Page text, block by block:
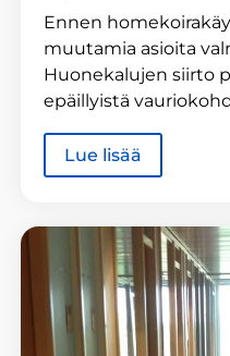
Ennen
muutamia asioita
Huonekalujen siirto
epäillyistä
Lue lisää